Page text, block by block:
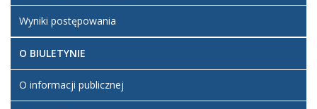
Wyniki postępowania
O BIULETYNIE
O informacji publicznej